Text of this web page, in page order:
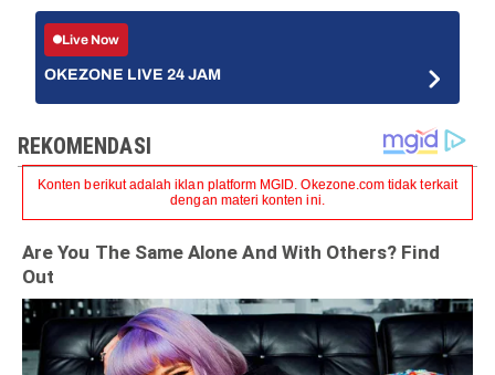
Live Now
OKEZONE LIVE 24 JAM